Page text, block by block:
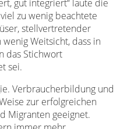
gut integriert“ laute die
zu wenig beachtete
stellvertretender
wenig Weitsicht, dass in
das Stichwort
sei.
Verbraucherbildung und
zur erfolgreichen
Migranten geeignet.